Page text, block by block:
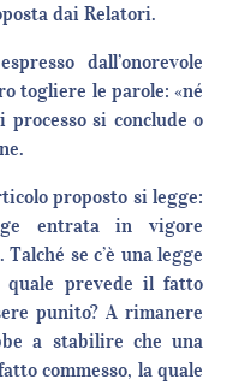
dai Relatori.
dall’onorevole
togliere le parole: «né
processo si conclude o
proposto si legge:
entrata in vigore
se c’è una legge
quale prevede il fatto
punito? A rimanere
a stabilire che una
commesso, la quale